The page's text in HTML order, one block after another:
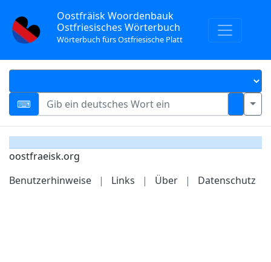
Oostfräisk Woordenbauk
Ostfriesisches Wörterbuch
Wörterbuch fürs Ostfriesische Platt
oostfraeisk.org
Benutzerhinweise
| Links | Über | Datenschutz